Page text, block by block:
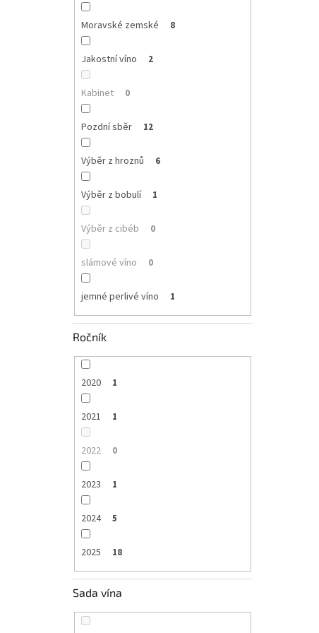
Moravské zemské 8
Jakostní víno 2
Kabinet 0
Pozdní sběr 12
Výběr z hroznů 6
Výběr z bobulí 1
Výběr z cibéb 0
slámové víno 0
jemné perlivé víno 1
Ročník
2020 1
2021 1
2022 0
2023 1
2024 5
2025 18
Sada vína